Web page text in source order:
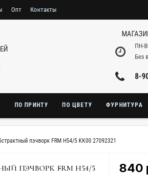
Опт Контакты
ПН-
Без
8-
ПО ПРИНТУ ПО ЦВЕТУ ФУРНИТУРА
пэчворк FRM H54/5 KK00 27092321
ПЭЧВОРК FRM H54/5 840